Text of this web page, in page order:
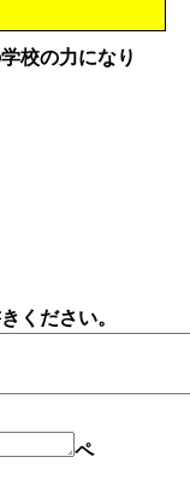
校の力になり
ください。
ペ